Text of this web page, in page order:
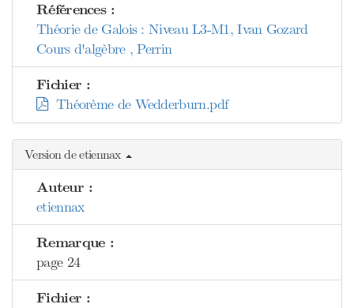
Références :
Théorie de Galois : Niveau L3-M1, Ivan Gozard
Cours d'algèbre , Perrin
Fichier :
Théorème de Wedderburn.pdf
Version de etiennax
Auteur :
etiennax
Remarque :
page 24
Fichier :